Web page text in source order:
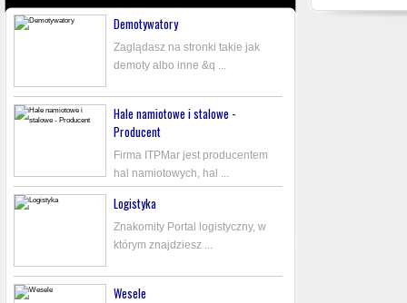
Demotywatory
Zaglądasz na stronki takie jak
demoty albo inne &q ...
Hale namiotowe i stalowe -
Producent
Firma ITPMar jest producentem
hal namiotowych, hal ...
Logistyka
Znakomity Portal logistyczny, w
którym znajdziesz ...
Wesele